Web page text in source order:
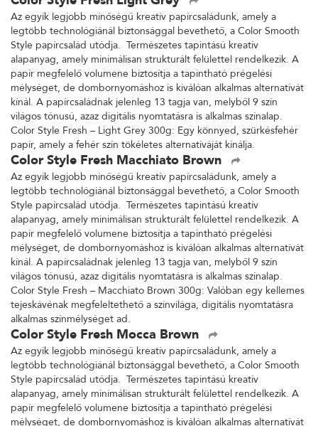
Az egyik legjobb minőségű kreatív papírcsaládunk, amely a
legtöbb technológiánál biztonsággal bevethető, a Color Smooth
Style papírcsalád utódja. Természetes tapintású kreatív
alapanyag, amely minimálisan strukturált felülettel rendelkezik. A
papír megfelelő volumene biztosítja a tapintható prégelési
mélységet, de dombornyomáshoz is kiválóan alkalmas alternatívát
kínál. A papírcsaládnak jelenleg 13 tagja van, melyből 9 szín
világos tónusú, azaz digitális nyomtatásra is alkalmas színalap.
Color Style Fresh – Light Grey 300g: Egy könnyed, szürkésfehér
papír, amely a fehér szín tökéletes alternatíváját kínálja.
Color Style Fresh Macchiato Brown
Az egyik legjobb minőségű kreatív papírcsaládunk, amely a
legtöbb technológiánál biztonsággal bevethető, a Color Smooth
Style papírcsalád utódja. Természetes tapintású kreatív
alapanyag, amely minimálisan strukturált felülettel rendelkezik. A
papír megfelelő volumene biztosítja a tapintható prégelési
mélységet, de dombornyomáshoz is kiválóan alkalmas alternatívát
kínál. A papírcsaládnak jelenleg 13 tagja van, melyből 9 szín
világos tónusú, azaz digitális nyomtatásra is alkalmas színalap.
Color Style Fresh – Macchiato Brown 300g: Valóban egy kellemes
tejeskávénak megfeleltethető a színvilága, digitális nyomtatásra
alkalmas színmélységet ad.
Color Style Fresh Mocca Brown
Az egyik legjobb minőségű kreatív papírcsaládunk, amely a
legtöbb technológiánál biztonsággal bevethető, a Color Smooth
Style papírcsalád utódja. Természetes tapintású kreatív
alapanyag, amely minimálisan strukturált felülettel rendelkezik. A
papír megfelelő volumene biztosítja a tapintható prégelési
mélységet, de dombornyomáshoz is kiválóan alkalmas alternatívát